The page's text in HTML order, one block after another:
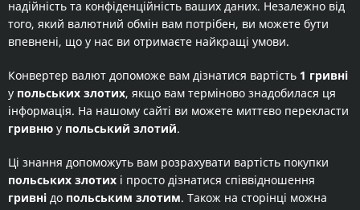
надійність та конфіденційність ваших даних. Незалежно від
того, який валютний обмін вам потрібен, ви можете бути
впевнені, що у нас ви отримаєте найкращі умови.
Конвертер валют допоможе вам дізнатися вартість 1 гривні
у польських злотих, якщо вам терміново знадобилася ця
інформація. На нашому сайті ви можете миттєво перекласти
гривню у польський злотий.
Ці знання допоможуть вам розрахувати вартість покупки
польських злотих і просто дізнатися співвідношення
гривні до польським злотим. Також на сторінці можна